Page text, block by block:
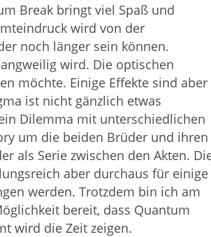
Break bringt viel Spaß und
wird von der
noch länger sein können.
wird. Die optischen
möchte. Einige Effekte sind aber
ist nicht gänzlich etwas
Dilemma mit unterschiedlichen
um die beiden Brüder und ihren
als Serie zwischen den Akten.
aber durchaus für einige
werden. Trotzdem bin ich am
bereit, dass Quantum
wird die Zeit zeigen.